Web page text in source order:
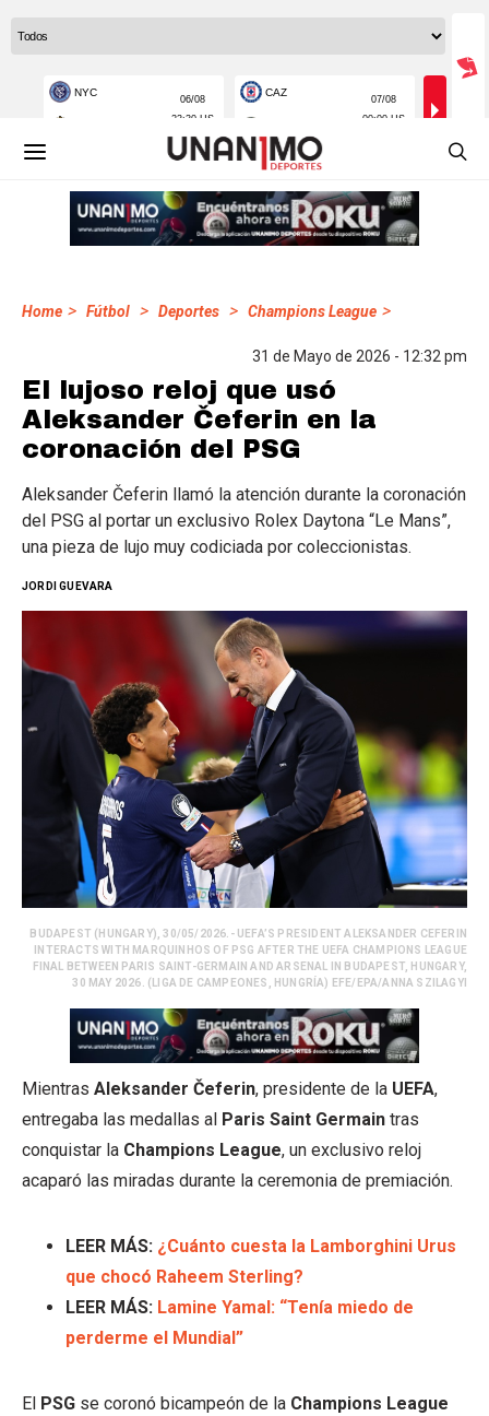
Home > Fútbol > Deportes > Champions League >
31 de Mayo de 2026 - 12:32 pm
El lujoso reloj que usó
Aleksander Čeferin en la
coronación del PSG
Aleksander Čeferin llamó la atención durante la coronación
del PSG al portar un exclusivo Rolex Daytona “Le Mans”,
una pieza de lujo muy codiciada por coleccionistas.
JORDI GUEVARA
BUDAPEST (HUNGARY), 30/05/2026.- UEFA’S PRESIDENT ALEKSANDER CEFERIN
INTERACTS WITH MARQUINHOS OF PSG AFTER THE UEFA CHAMPIONS LEAGUE
FINAL BETWEEN PARIS SAINT-GERMAIN AND ARSENAL IN BUDAPEST, HUNGARY,
30 MAY 2026. (LIGA DE CAMPEONES, HUNGRÍA) EFE/EPA/ANNA SZILAGYI
Mientras Aleksander Čeferin, presidente de la UEFA,
entregaba las medallas al Paris Saint Germain tras
conquistar la Champions League, un exclusivo reloj
acaparó las miradas durante la ceremonia de premiación.
LEER MÁS: ¿Cuánto cuesta la Lamborghini Urus
que chocó Raheem Sterling?
LEER MÁS: Lamine Yamal: “Tenía miedo de
perderme el Mundial”
El PSG se coronó bicampeón de la Champions League